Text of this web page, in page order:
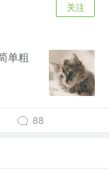
关注
单粗
88